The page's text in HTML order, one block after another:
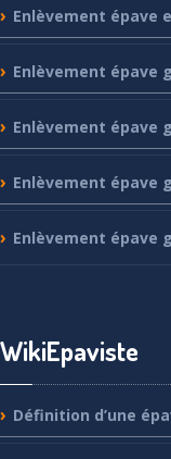
Enlèvement épave
Enlèvement épave
Enlèvement épave
Enlèvement épave
Enlèvement épave
WikiEpaviste
Définition d’une